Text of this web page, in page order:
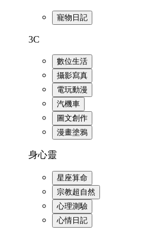
寵物日記
3C
數位生活
攝影寫真
電玩動漫
汽機車
圖文創作
漫畫塗鴉
身心靈
星座算命
宗教超自然
心理測驗
心情日記